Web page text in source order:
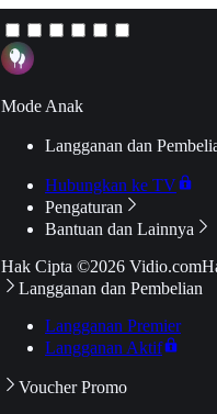
Mode Anak
Langganan dan
Hubungkan ke TV
Pengaturan
Bantuan dan Lainnya
Hak Cipta ©2026 Vidio.com
Langganan dan Pembelian
Langganan Premier
Langganan Aktif
Voucher Promo